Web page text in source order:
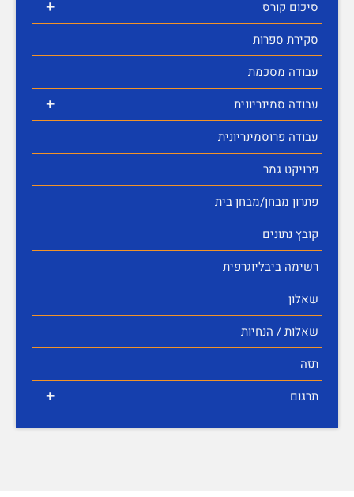
+
סיכום קורס
סקירת ספרות
עבודה מסכמת
+
עבודה סמינריונית
עבודה פרוסמינריונית
פרויקט גמר
פתרון מבחן/מבחן בית
קובץ נתונים
רשימה ביבליוגרפית
שאלון
שאלות / הנחיות
תזה
+ תרגום